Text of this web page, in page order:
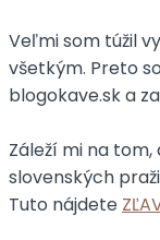
Veľmi som túžil
všetkým. Preto
blogokave.sk a
Záleží mi na
slovenských
Tuto nájdete